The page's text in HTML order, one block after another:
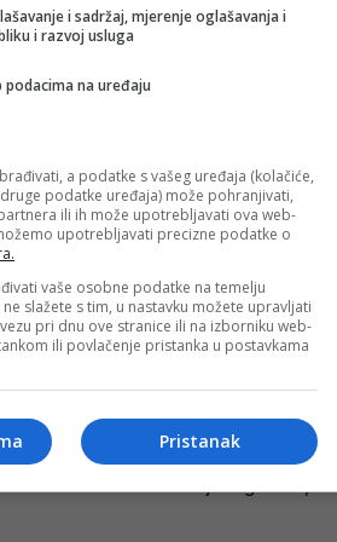
FK Sarajevo i FK Rudar
pojačanja
se spušta zavjesa na 21.
od 18 sati na stadionu
evo šta je rekao
okviru 6. kola Premijer lige BiH,
i sadržaj, mjerenje oglašavanja i
i razvoj usluga
na uređaju
a podatke s vašeg uređaja (kolačiće,
podatke uređaja) može pohranjivati,
ili ih može upotrebljavati ova web-
upotrebljavati precizne podatke o
vaše osobne podatke na temelju
slažete s tim, u nastavku možete upravljati
pri dnu ove stranice ili na izborniku web-
ili povlačenje pristanka u postavkama
Pristanak